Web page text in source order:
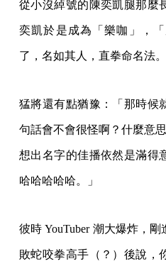
從小沒綽號的陳奕凱腿那麼
奕凱於是成為「樂咖」，
了，名如其人，直拳命名法。
猛將還有點猶豫：「那時候
句話會不會很怪啊？什麼意思
想出名字的佳播依然是滿得
哈哈哈哈哈。」
彼時 YouTuber 潮大爆炸，
敗蛇咬拳高手（？）後說，